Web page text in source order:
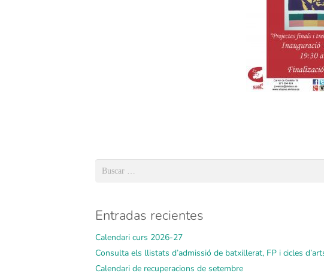
Buscar:
Entradas recientes
Calendari curs 2026-27
Consulta els llistats d’admissió de batxillerat, FP i cicles
Calendari de recuperacions de setembre